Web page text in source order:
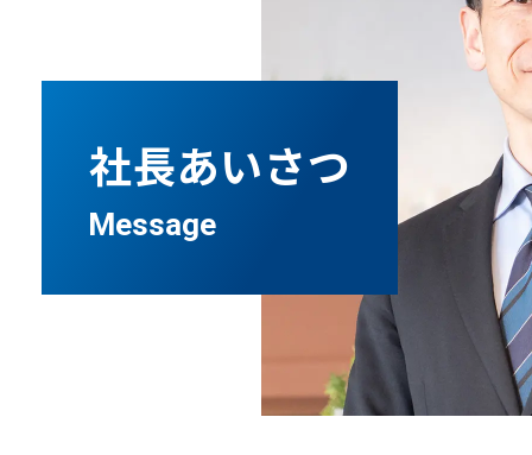
社⻑あいさつ
Message